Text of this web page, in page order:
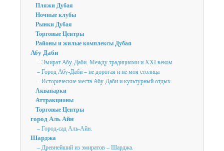
Пляжи Дубая
Ночные клубы
Рынки Дубая
Торговые Центры
Районы и жилые комплексы Дубая
Абу Даби
– Эмират Абу-Даби. Между традициями и XXI веком
– Город Абу-Даби – не дорогая и не моя столица
– Исторические места Абу-Даби и культурный отдых
Аквапарки
Аттракционы
Торговые Центры
город Аль Айн
– Город-сад Аль-Айн.
Шарджа
– Древнейший из эмиратов – Шарджа.